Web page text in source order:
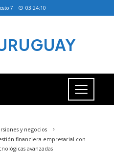
7 03:24:10
y negocios
financiera empresarial con
avanzadas